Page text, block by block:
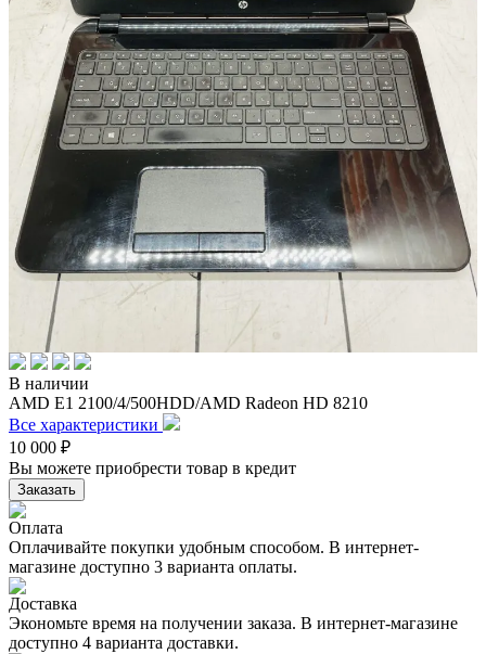
В наличии
AMD E1 2100/4/500HDD/AMD Radeon HD 8210
Все характеристики
10 000 ₽
Вы можете приобрести товар в кредит
Заказать
Оплата
Оплачивайте покупки удобным способом. В интернет-
магазине доступно 3 варианта оплаты.
Доставка
Экономьте время на получении заказа. В интернет-магазине
доступно 4 варианта доставки.